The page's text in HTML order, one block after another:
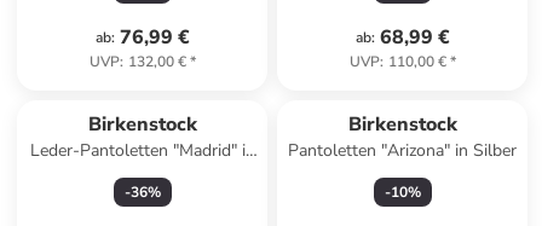
ab: 76,99 €
UVP: 132,00 €*
ab: 68,99 €
UVP: 110,00 €*
Birkenstock
Leder-Pantoletten "Madrid" in
Schwarz - Weite S
-36%
Birkenstock
Pantoletten "Arizona" in Silber
-10%